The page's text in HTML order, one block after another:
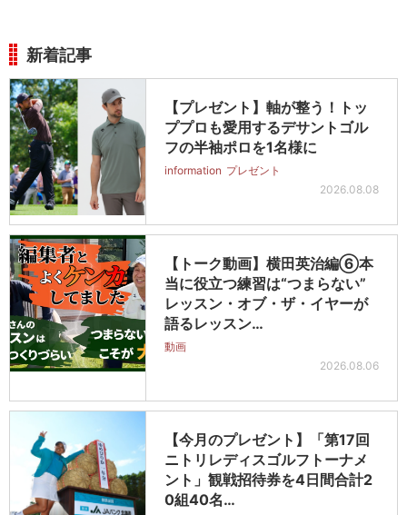
新着記事
【プレゼント】軸が整う！トッ
ププロも愛用するデサントゴル
フの半袖ポロを1名様に
information プレゼント
2026.08.08
【トーク動画】横田英治編⑥本
当に役立つ練習は“つまらない”
レッスン・オブ・ザ・イヤーが
語るレッスン…
動画
2026.08.06
【今月のプレゼント】「第17回
ニトリレディスゴルフトーナメ
ント」観戦招待券を4日間合計2
0組40名…